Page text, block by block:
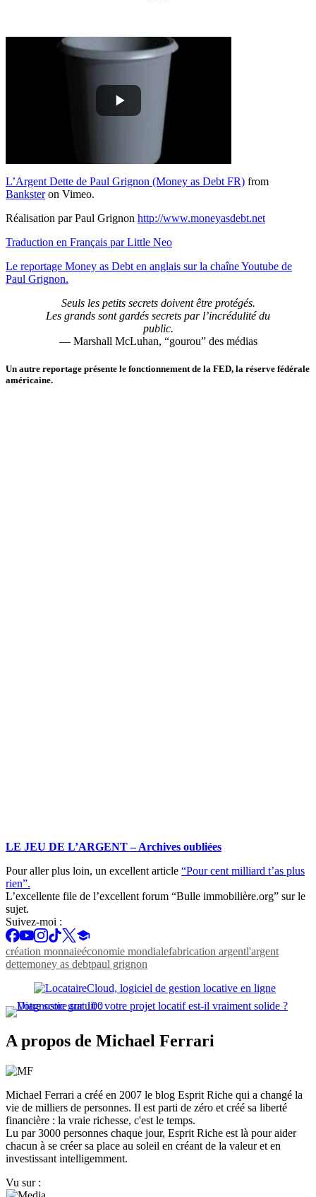
L’Argent Dette de Paul Grignon (Money as Debt FR) from
Banksteron Vimeo.
Réalisation par Paul Grignon http://www.moneyasdebt.net
Traduction en Français par Little Neo
Le reportage Money as Debt en anglais sur la chaîne Youtube de
Paul Grignon.
Seuls les petits secrets doivent être protégés.
Les grands sont gardés secrets par l’incrédulité du
public.
— Marshall McLuhan, “gourou” des médias
Un autre reportage présente le fonctionnement de la FED, la réserve fédérale
américaine.
LE JEU DE L’ARGENT – Archives oubliées
Pour aller plus loin, un excellent article “Pour cent milliard t’as plus
rien”.
L’excellente file de l’excellent forum “Bulle immobilière.org” sur le
sujet.
Suivez-moi :
création monnaieéconomie mondialefabrication argentl'argent
dettemoney as debtpaul grignon
A propos de Michael Ferrari
Michael Ferrari a créé en 2007 le blog Esprit Riche qui a changé la
vie de milliers de personnes. Il est parti de zéro et créé sa liberté
financière : la vraie richesse, c'est le temps.
Lu par 3000 personnes chaque jour, Esprit Riche est là pour aider
chacun à se créer sa place au soleil en créant de la valeur et en
investissant intelligemment.
Vu sur :